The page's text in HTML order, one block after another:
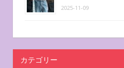
2025-11-09
カテゴリー